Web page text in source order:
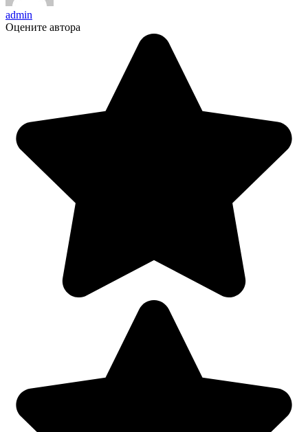
admin
Оцените автора